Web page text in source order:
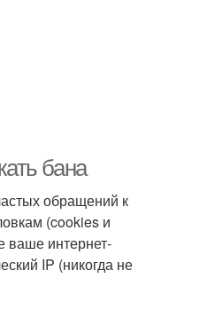
бана
обращений к
(cookies и
ваше интернет-
IP (никогда не